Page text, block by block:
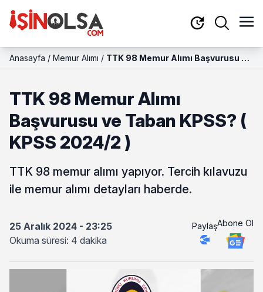
Anasayfa / Memur Alımı / TTK 98 Memur Alımı Başvurusu ve
TTK 98 Memur Alımı
Başvurusu ve Taban KPSS? (
KPSS 2024/2 )
TTK 98 memur alımı yapıyor. Tercih kılavuzu
ile memur alımı detayları haberde.
25 Aralık 2024 - 23:25
Okuma süresi: 4 dakika
PaylaşAbone Ol